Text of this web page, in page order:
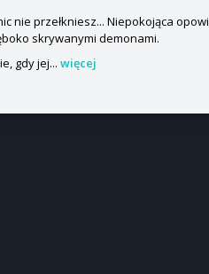
nie przełkniesz... Niepokojąca
skrywanymi demonami.
gdy jej... więcej